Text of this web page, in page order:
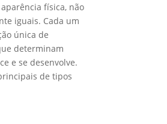
física, não
iguais. Cada um
única de
determinam
e se desenvolve.
de tipos